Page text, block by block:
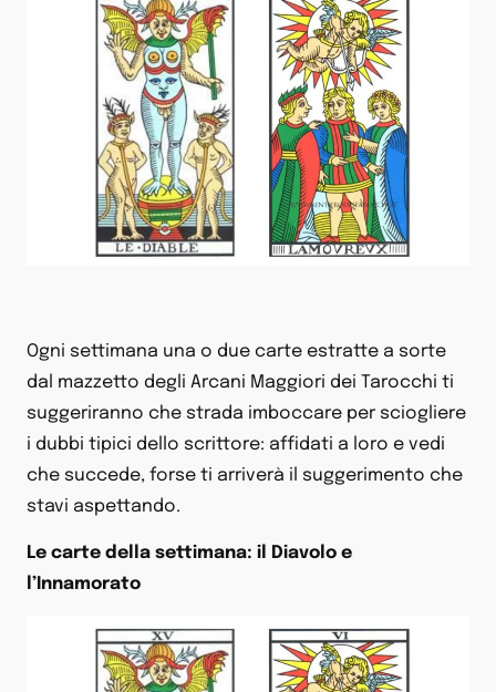
Ogni settimana una o due carte estratte a sorte
dal mazzetto degli Arcani Maggiori dei Tarocchi ti
suggeriranno che strada imboccare per sciogliere
i dubbi tipici dello scrittore: affidati a loro e vedi
che succede, forse ti arriverà il suggerimento che
stavi aspettando.
Le carte della settimana: il Diavolo e
l’Innamorato